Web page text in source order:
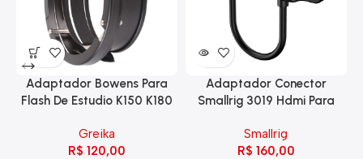
Adaptador Bowens Para
Flash De Estudio K150 K180
Greika
R$ 120,00
Adaptador Conector
Smallrig 3019 Hdmi Para
Smallrig
R$ 160,00